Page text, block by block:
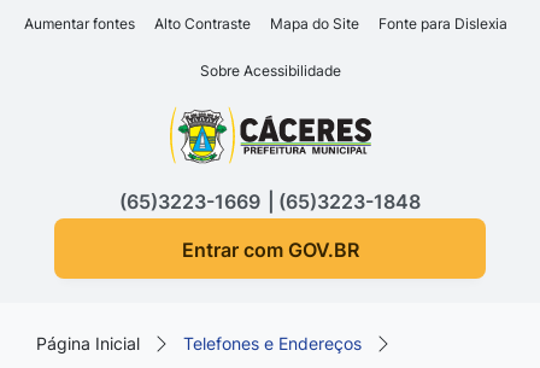
Seção de atalhos e links
Ir para o conteúdo [alt+1]
Ir para o rodapé [alt+4]
Aumentar fontes Alto Contraste Mapa do Site Fonte para Dislexia
Sobre Acessibilidade
Seção do menu principal
(65)3223-1669
(65)3223-1848
Entrar com GOV.BR
Página Inicial
Telefones e Endereços